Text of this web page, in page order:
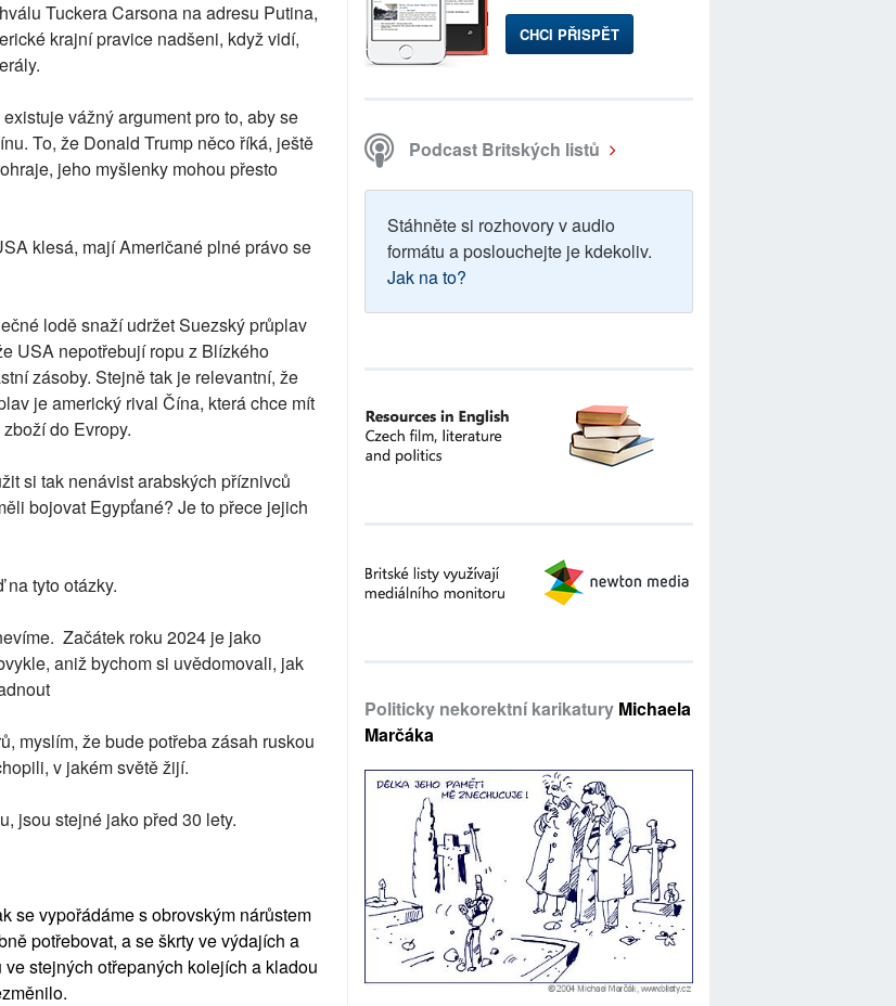
Tuckera Carsona na adresu Putina,
krajní pravice nadšeni, když vidí,
vážný argument pro to, aby se
To, že Donald Trump něco říká, ještě
jeho myšlenky mohou přesto
klesá, mají Američané plné právo se
lodě snaží udržet Suezský průplav
USA nepotřebují ropu z Blízkého
zásoby. Stejně tak je relevantní, že
je americký rival Čína, která chce mít
do Evropy.
si tak nenávist arabských příznivců
bojovat Egypťané? Je to přece jejich
tyto otázky.
Začátek roku 2024 je jako
aniž bychom si uvědomovali, jak
myslím, že bude potřeba zásah ruskou
v jakém světě žijí.
jsou stejné jako před 30 lety.
se vypořádáme s obrovským nárůstem
potřebovat, a se škrty ve výdajích a
stejných otřepaných kolejích a kladou
CHCI PŘISPĚT
Podcast Britských listů
Stáhněte si rozhovory v audio
formátu a poslouchejte je kdekoliv.
Jak na to?
Politicky nekorektní karikatury Michaela
Marčáka